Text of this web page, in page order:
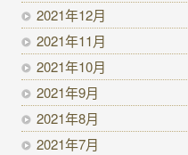
2021年12月
2021年11月
2021年10月
2021年9月
2021年8月
2021年7月